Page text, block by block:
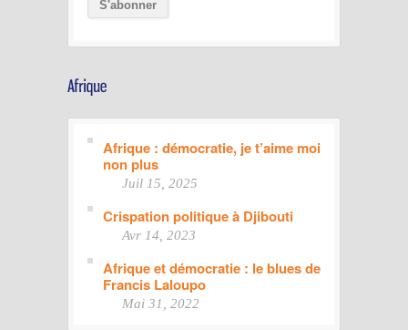
Afrique : démocratie, je t’aime moi
non plus
Juil 15, 2025
Crispation politique à Djibouti
Avr 14, 2023
Afrique et démocratie : le blues de
Francis Laloupo
Mai 31, 2022